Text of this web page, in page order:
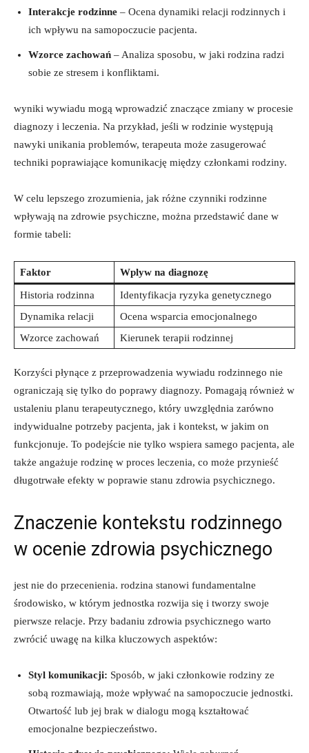
Interakcje rodzinne – Ocena dynamiki relacji ‌rodzinnych i
ich wpływu na samopoczucie pacjenta.
Wzorce‌ zachowań – Analiza sposobu,⁣ w jaki rodzina radzi
sobie ze stresem i konfliktami.
wyniki wywiadu mogą ‍wprowadzić znaczące zmiany⁤ w procesie
diagnozy i​ leczenia. Na⁣ przykład, jeśli w rodzinie występują
nawyki unikania⁣ problemów, terapeuta może zasugerować
techniki poprawiające komunikację między członkami rodziny.
W celu lepszego zrozumienia, jak różne‍ czynniki rodzinne‍
wpływają na ‍zdrowie psychiczne, można przedstawić dane w
‍formie tabeli:
Faktor Wplyw na diagnozę
Historia rodzinna
Identyfikacja ryzyka genetycznego
Dynamika relacji
Ocena wsparcia emocjonalnego
Wzorce zachowań
Kierunek terapii‌ rodzinnej
Korzyści płynące z ‌przeprowadzenia wywiadu rodzinnego nie
ograniczają się⁤ tylko do poprawy diagnozy.​ Pomagają‌ również ⁢w
ustaleniu planu terapeutycznego, który uwzględnia zarówno
indywidualne potrzeby pacjenta, jak i kontekst, w jakim on
⁣funkcjonuje. To podejście nie tylko wspiera ⁤samego pacjenta, ale⁣
także angażuje rodzinę w proces‍ leczenia, co może przynieść
długotrwałe efekty⁤ w poprawie stanu zdrowia psychicznego.
Znaczenie kontekstu⁤ rodzinnego⁤
w ocenie zdrowia psychicznego
jest‌ nie do przecenienia. ⁤rodzina stanowi ‌fundamentalne
⁢środowisko, w którym ⁤jednostka rozwija się i tworzy swoje
pierwsze relacje. Przy badaniu zdrowia psychicznego warto
zwrócić ⁣uwagę na kilka kluczowych aspektów:
Styl komunikacji: Sposób, w jaki‌ członkowie rodziny ⁢ze ​
sobą rozmawiają, może wpływać na samopoczucie jednostki.⁤
Otwartość lub jej brak w‍ dialogu mogą kształtować
emocjonalne bezpieczeństwo.